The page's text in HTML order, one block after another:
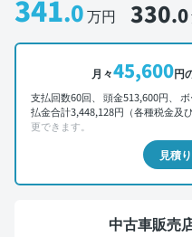
341.0万円 330.0
月々45,600円
支払回数60回、 頭金513,600円、
払金合計3,448,128円（各種税金及
更できます。
見積
中古車販売